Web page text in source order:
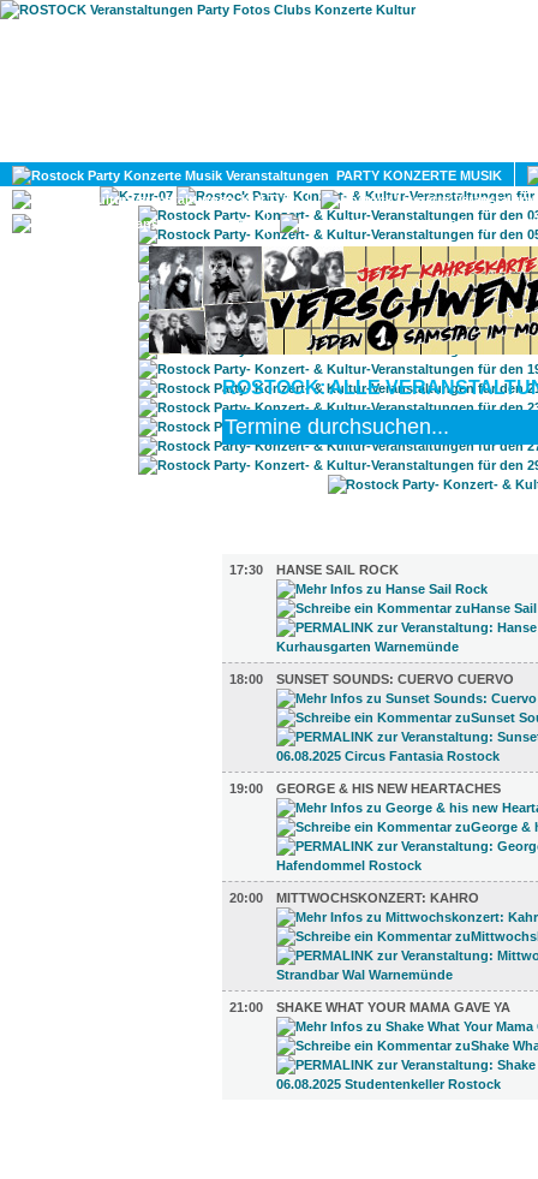
PARTY KONZERTE MUSIK
KULTUR
GAY
ROSTOCK: ALLE
17:30
HANSE SAIL ROCK
18:00 SUNSET SOUNDS: CUERVO CUERVO
19:00 GEORGE & HIS NEW HEARTACHES
20:00 MITTWOCHSKONZERT: KAHRO
21:00 SHAKE WHAT YOUR MAMA GAVE YA